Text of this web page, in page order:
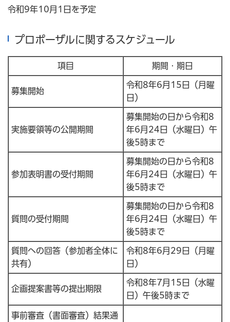
令和9年10月1日を予定
プロポーザルに関するスケジュール
項目 期間・期日
募集開始
令和8年6月15日（月曜
日）
実施要領等の公開期間
募集開始の日から令和8
年6月24日（水曜日）午
後5時まで
参加表明書の受付期間
募集開始の日から令和8
年6月24日（水曜日）午
後5時まで
質問の受付期間
募集開始の日から令和8
年6月24日（水曜日）午
後5時まで
質問への回答（参加者全体に
共有）
令和8年6月29日（月曜
日）
企画提案書等の提出期限
令和8年7月15日（水曜
日）午後5時まで
事前審査（書面審査）結果通